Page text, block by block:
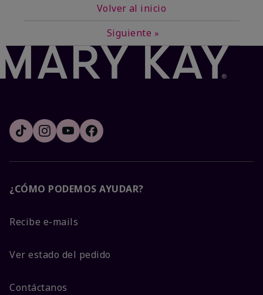
Volver al inicio
Siguiente »
¿CÓMO PODEMOS AYUDAR?
Recibe e-mails
Ver estado del pedido
Contáctanos